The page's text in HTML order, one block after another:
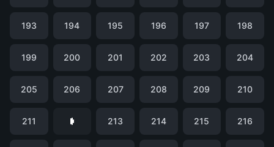
193 194 195 196 197 198
199 200 201 202 203 204
205 206 207 208 209 210
211 213 214 215 216